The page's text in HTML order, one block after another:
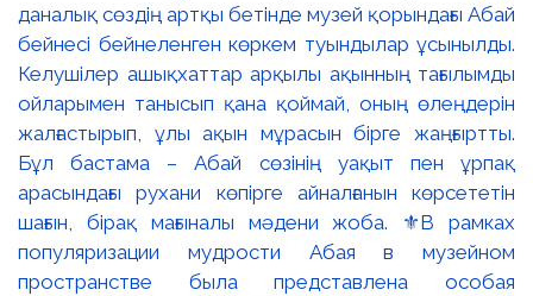
даналық сөздің артқы бетінде музей қорындағы Абай
бейнесі бейнеленген көркем туындылар ұсынылды.
Келушілер ашықхаттар арқылы ақынның тағылымды
ойларымен танысып қана қоймай, оның өлеңдерін
жалғастырып, ұлы ақын мұрасын бірге жаңғыртты.
Бұл бастама – Абай сөзінің уақыт пен ұрпақ
арасындағы рухани көпірге айналғанын көрсететін
шағын, бірақ мағыналы мәдени жоба. ⚜️В рамках
популяризации мудрости Абая в музейном
пространстве была представлена особая